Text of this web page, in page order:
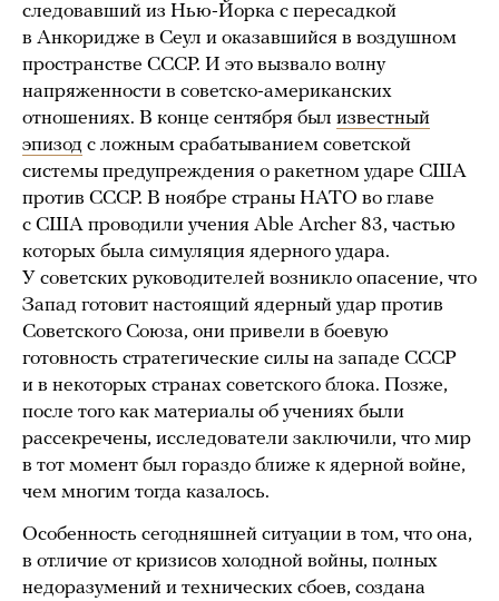
следовавший из Нью-Йорка с пересадкой
в Анкоридже в Сеул и оказавшийся в воздушном
пространстве СССР. И это вызвало волну
напряженности в советско-американских
отношениях. В конце сентября был известный
эпизод с ложным срабатыванием советской
системы предупреждения о ракетном ударе США
против СССР. В ноябре страны НАТО во главе
с США проводили учения Able Archer 83, частью
которых была симуляция ядерного удара.
У советских руководителей возникло опасение, что
Запад готовит настоящий ядерный удар против
Советского Союза, они привели в боевую
готовность стратегические силы на западе СССР
и в некоторых странах советского блока. Позже,
после того как материалы об учениях были
рассекречены, исследователи заключили, что мир
в тот момент был гораздо ближе к ядерной войне,
чем многим тогда казалось.
Особенность сегодняшней ситуации в том, что она,
в отличие от кризисов холодной войны, полных
недоразумений и технических сбоев, создана